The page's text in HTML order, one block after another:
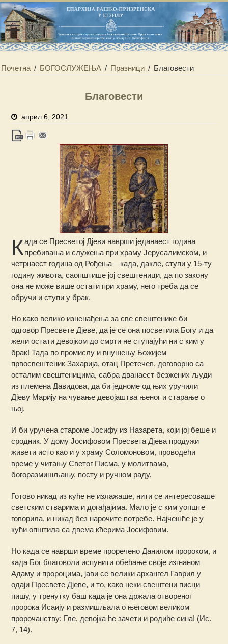
Почетна / БОГОСЛУЖЕЊА / Празници / Благовести
Благовести
април 6, 2021
Када се Пресветој Дјеви наврши једанаест година
пребивања и служења при храму Јерусалимском, и
четрнаест година од Рођења – када, дакле, ступи у 15-ту
годину живота, саопштише јој свештеници, да по закону
она не може више остати при храму, него треба да се
обручи и ступи у брак.
Но како велико изненађења за све свештенике би
одговор Пресвете Дјеве, да је се она посветила Богу и да
жели остати девојком до смрти не ступајући ни с ким у
брак! Тада по промислу и внушењу Божијем
првосвештеник Захарија, отац Претечев, договорно са
осталим свештеницима, сабра дванаест безжених људи
из племена Давидова, да би једноме од њих уручили
Дјеву Марију на чување девојаштва њеног и старање о
њој.
И би уручена староме Јосифу из Назарета, који јој беше и
сродник. У дому Јосифовом Пресвета Дјева продужи
живети исто као и у храму Соломоновом, проводећи
време у читању Светог Писма, у молитвама,
богоразмишљању, посту и ручном раду.
Готово никад из куће не излажаше, нити се интересоваше
светским стварима и догађајима. Мало је с ким уопште
говорила, и никад без нарочите потребе. Најчешће је у
кући општила са двема кћерима Јосифовим.
Но када се наврши време проречено Данилом пророком, и
када Бог благоволи испунити обећање своје изгнаном
Адаму и пророцима, јави се велики архангел Гаврил у
одаји Пресвете Дјеве, и то, како неки свештени писци
пишу, у тренутку баш када је она држала отвореног
пророка Исаију и размишљала о његовом великом
пророчанству: Гле, девојка ће зачети и родиће сина! (Ис.
7, 14).